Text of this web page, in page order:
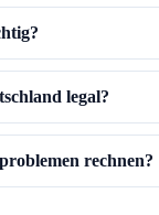
legal?
rechnen?